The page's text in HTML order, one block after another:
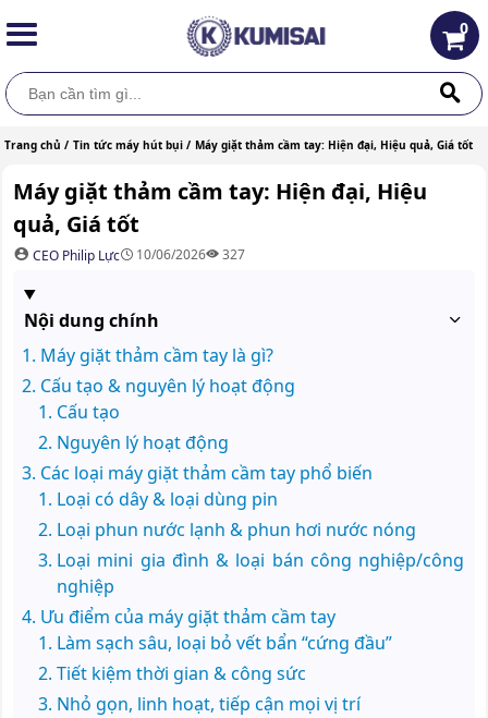
0
Trang chủ / Tin tức máy hút bụi / Máy giặt thảm cầm tay: Hiện đại, Hiệu quả, Giá tốt
Máy giặt thảm cầm tay: Hiện đại, Hiệu
quả, Giá tốt
CEO Philip Lực 10/06/2026 327
Nội dung chính
Máy giặt thảm cầm tay là gì?
Cấu tạo & nguyên lý hoạt động
Cấu tạo
Nguyên lý hoạt động
Các loại máy giặt thảm cầm tay phổ biến
Loại có dây & loại dùng pin
Loại phun nước lạnh & phun hơi nước nóng
Loại mini gia đình & loại bán công nghiệp/công
nghiệp
Ưu điểm của máy giặt thảm cầm tay
Làm sạch sâu, loại bỏ vết bẩn “cứng đầu”
Tiết kiệm thời gian & công sức
Nhỏ gọn, linh hoạt, tiếp cận mọi vị trí